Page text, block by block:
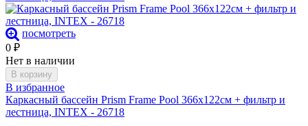
посмотреть
0 ₽
Нет в наличии
В корзину
В избранное
Каркасный бассейн Prism Frame Pool 366х122см + фильтр и
лестница, INTEX - 26718